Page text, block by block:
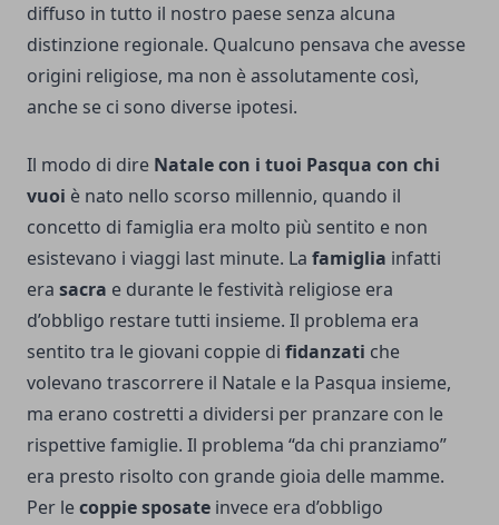
diffuso in tutto il nostro paese senza alcuna
distinzione regionale. Qualcuno pensava che avesse
origini religiose, ma non è assolutamente così,
anche se ci sono diverse ipotesi.
Il modo di dire Natale con i tuoi Pasqua con chi
vuoi è nato nello scorso millennio, quando il
concetto di famiglia era molto più sentito e non
esistevano i viaggi last minute. La famiglia infatti
era sacra e durante le festività religiose era
d’obbligo restare tutti insieme. Il problema era
sentito tra le giovani coppie di fidanzati che
volevano trascorrere il Natale e la Pasqua insieme,
ma erano costretti a dividersi per pranzare con le
rispettive famiglie. Il problema “da chi pranziamo”
era presto risolto con grande gioia delle mamme.
Per lecoppie sposate invece era d’obbligo